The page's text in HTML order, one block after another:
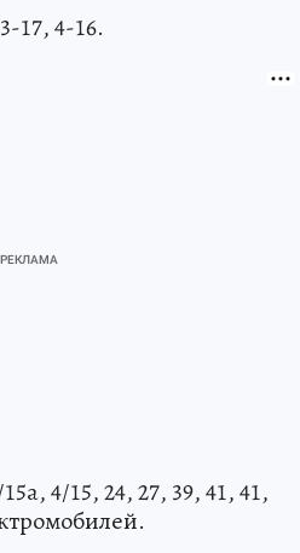
17, 4-16.
4/15, 24, 27, 39, 41, 41,